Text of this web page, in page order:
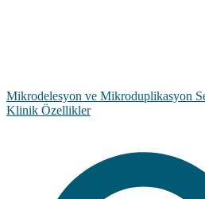
Mikrodelesyon ve Mikroduplikasyon
Klinik Özellikler